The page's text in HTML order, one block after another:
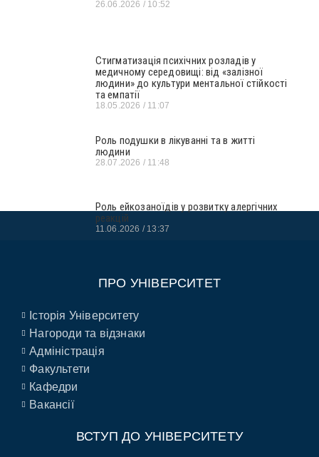
26.06.2026 10:52
Стигматизація психічних розладів у
медичному середовищі: від «залізної
людини» до культури ментальної стійкості
та емпатії
18.05.2026 11:07
Роль подушки в лікуванні та в житті
людини
28.07.2026 11:48
Роль ейкозаноїдів у розвитку алергічних
реакцій
11.06.2026 13:37
ПРО УНІВЕРСИТЕТ
Історія Університету
Нагороди та відзнаки
Адміністрація
Факультети
Кафедри
Вакансії
ВСТУП ДО УНІВЕРСИТЕТУ